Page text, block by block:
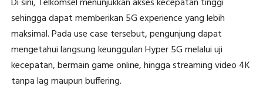
sehingga dapat memberikan 5G experience yang lebih
maksimal. Pada use case tersebut, pengunjung dapat
mengetahui langsung keunggulan Hyper 5G melalui uji
kecepatan, bermain game online, hingga streaming video 4K
tanpa lag maupun buffering.